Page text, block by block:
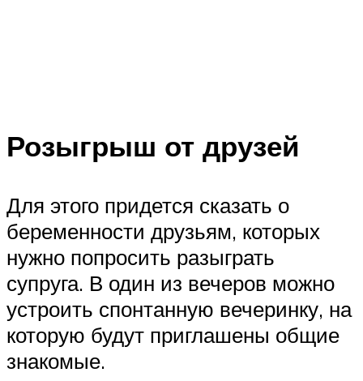
Розыгрыш от друзей
Для этого придется сказать о
беременности друзьям, которых
нужно попросить разыграть
супруга. В один из вечеров можно
устроить спонтанную вечеринку, на
которую будут приглашены общие
знакомые.